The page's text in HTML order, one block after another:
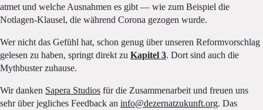
atmet und welche Ausnahmen es gibt — wie zum Beispiel die
Notlagen-Klausel, die während Corona gezogen wurde.
Wer nicht das Gefühl hat, schon genug über unseren Reformvorschlag
gelesen zu haben, springt direkt zu Kapitel 3. Dort sind auch die
Mythbuster zuhause.
Wir danken Sapera Studios für die Zusammenarbeit und freuen uns
sehr über jegliches Feedback an info@dezernatzukunft.org. Das